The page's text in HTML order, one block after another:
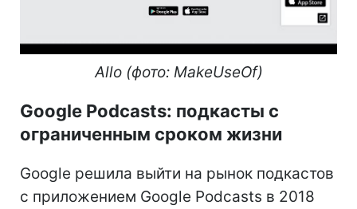
Allo (фото: MakeUseOf)
Google Podcasts: подкасты с
ограниченным сроком жизни
Google решила выйти на рынок подкастов
с приложением Google Podcasts в 2018